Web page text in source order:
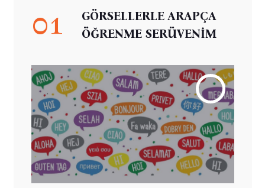
01
GÖRSELLERLE ARAPÇA
ÖĞRENME SERÜVENİM